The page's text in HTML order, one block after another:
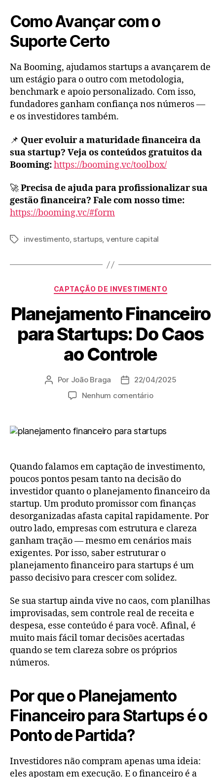
Como Avançar com o
Suporte Certo
Na Booming, ajudamos startups a avançarem de
um estágio para o outro com metodologia,
benchmark e apoio personalizado. Com isso,
fundadores ganham confiança nos números —
e os investidores também.
📌 Quer evoluir a maturidade financeira da
sua startup? Veja os conteúdos gratuitos da
Booming:https://booming.vc/toolbox/
🚀Precisa de ajuda para profissionalizar sua
gestão financeira? Fale com nosso time:
https://booming.vc/#form
investimento, startups, venture capital
CAPTAÇÃO DE INVESTIMENTO
Planejamento Financeiro
para Startups: Do Caos
ao Controle
Por João Braga
22/04/2025
Nenhum comentário
Quando falamos em captação de investimento,
poucos pontos pesam tanto na decisão do
investidor quanto o planejamento financeiro da
startup. Um produto promissor com finanças
desorganizadas afasta capital rapidamente. Por
outro lado, empresas com estrutura e clareza
ganham tração — mesmo em cenários mais
exigentes. Por isso, saber estruturar o
planejamento financeiro para startups é um
passo decisivo para crescer com solidez.
Se sua startup ainda vive no caos, com planilhas
improvisadas, sem controle real de receita e
despesa, esse conteúdo é para você. Afinal, é
muito mais fácil tomar decisões acertadas
quando se tem clareza sobre os próprios
números.
Por que o Planejamento
Financeiro para Startups é o
Ponto de Partida?
Investidores não compram apenas uma ideia:
eles apostam em execução. E o financeiro é a